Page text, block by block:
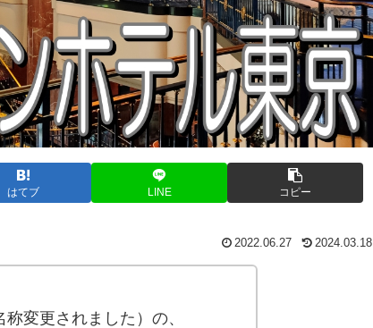
はてブ LINE コピー
2022.06.27 2024.03.18
変更されました）の、